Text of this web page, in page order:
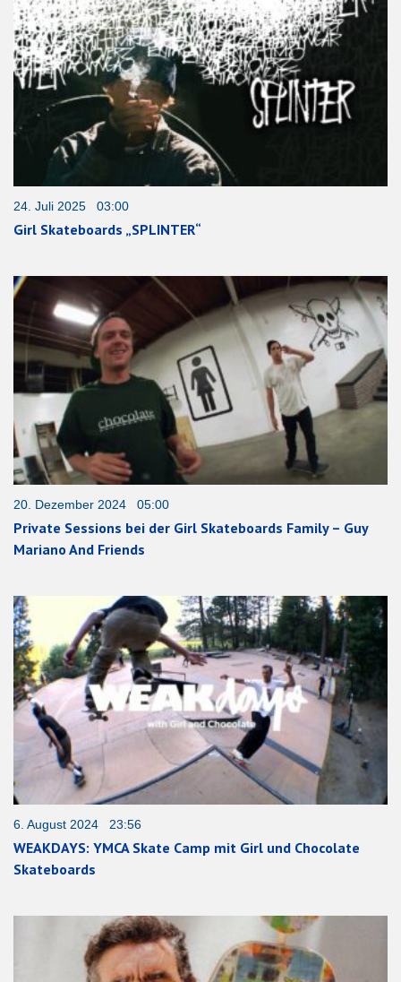
24. Juli 2025 03:00
Girl Skateboards „SPLINTER“
20. Dezember 2024 05:00
Private Sessions bei der Girl Skateboards Family – Guy
Mariano And Friends
6. August 2024 23:56
WEAKDAYS: YMCA Skate Camp mit Girl und Chocolate
Skateboards